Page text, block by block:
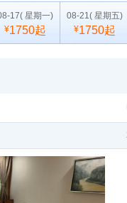
17( 星期一)
¥1750起
08-21( 星期五)
¥1750起